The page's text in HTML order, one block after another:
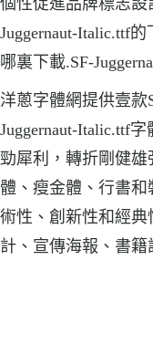
Juggernaut-Italic.ttf
哪裏下載.SF-
洋蔥字體網提供壹款
Juggernaut-Italic.ttf
勁犀利，轉折剛健
體、瘦金體、行書
術性、創新性和經
計、宣傳海報、書籍